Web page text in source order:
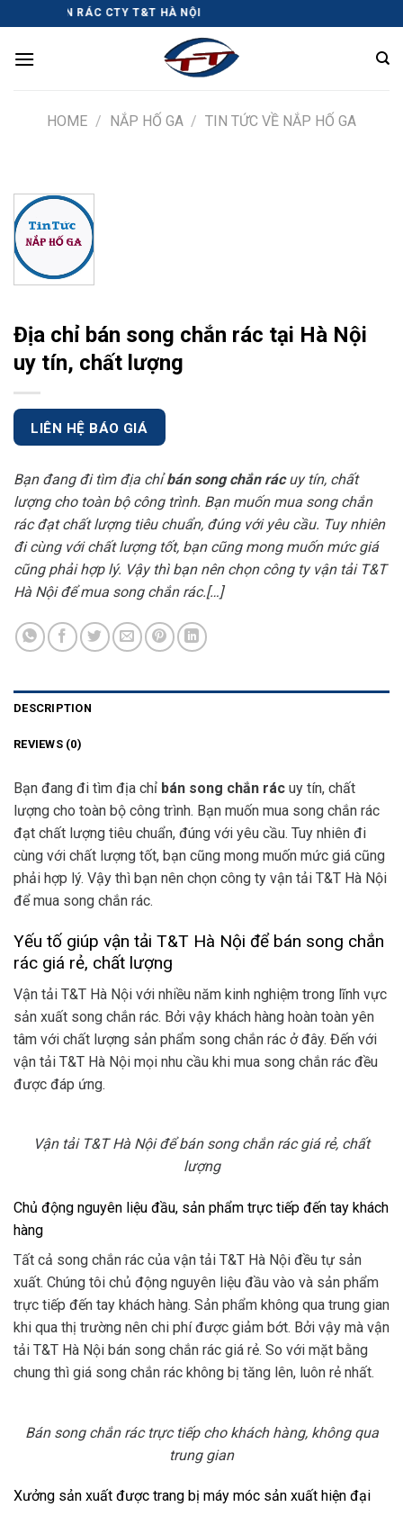
content
CHẮN RÁC CTY T&T HÀ NỘI
HOME / NẮP HỐ GA / TIN TỨC VỀ NẮP HỐ GA
Địa chỉ bán song chắn rác tại Hà Nội
uy tín, chất lượng
LIÊN HỆ BÁO GIÁ
Bạn đang đi tìm địa chỉbán song chắn rácuy tín, chất
lượng cho toàn bộ công trình. Bạn muốn mua song chắn
rác đạt chất lượng tiêu chuẩn, đúng với yêu cầu. Tuy nhiên
đi cùng với chất lượng tốt, bạn cũng mong muốn mức giá
cũng phải hợp lý. Vậy thì bạn nên chọn công ty vận tải T&T
Hà Nội để mua song chắn rác.[…]
DESCRIPTION
REVIEWS (0)
Bạn đang đi tìm địa chỉ bán song chắn rác uy tín, chất
lượng cho toàn bộ công trình. Bạn muốn mua song chắn rác
đạt chất lượng tiêu chuẩn, đúng với yêu cầu. Tuy nhiên đi
cùng với chất lượng tốt, bạn cũng mong muốn mức giá cũng
phải hợp lý. Vậy thì bạn nên chọn công ty vận tải T&T Hà Nội
để mua song chắn rác.
Yếu tố giúp vận tải T&T Hà Nội để bán song chắn
rác giá rẻ, chất lượng
Vận tải T&T Hà Nội với nhiều năm kinh nghiệm trong lĩnh vực
sản xuất song chắn rác. Bởi vậy khách hàng hoàn toàn yên
tâm với chất lượng sản phẩm song chắn rác ở đây. Đến với
vận tải T&T Hà Nội mọi nhu cầu khi mua song chắn rác đều
được đáp ứng.
Vận tải T&T Hà Nội để bán song chắn rác giá rẻ, chất
lượng
Chủ động nguyên liệu đầu, sản phẩm trực tiếp đến tay khách
hàng
Tất cả song chắn rác của vận tải T&T Hà Nội đều tự sản
xuất. Chúng tôi chủ động nguyên liệu đầu vào và sản phẩm
trực tiếp đến tay khách hàng. Sản phẩm không qua trung gian
khi qua thị trường nên chi phí được giảm bớt. Bởi vậy mà vận
tải T&T Hà Nội bán song chắn rác giá rẻ. So với mặt bằng
chung thì giá song chắn rác không bị tăng lên, luôn rẻ nhất.
Bán song chắn rác trực tiếp cho khách hàng, không qua
trung gian
Xưởng sản xuất được trang bị máy móc sản xuất hiện đại